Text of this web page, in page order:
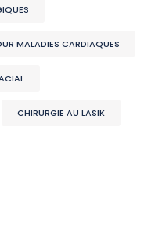
MALADIES CARDIAQUES
CHIRURGIE AU LASIK